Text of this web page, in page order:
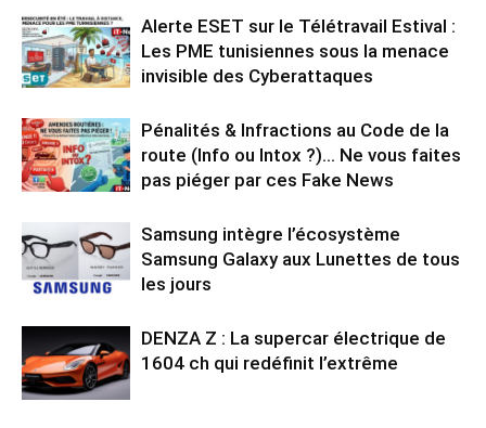
Alerte ESET sur le Télétravail Estival :
Les PME tunisiennes sous la menace
invisible des Cyberattaques
Pénalités & Infractions au Code de la
route (Info ou Intox ?)… Ne vous faites
pas piéger par ces Fake News
Samsung intègre l’écosystème
Samsung Galaxy aux Lunettes de tous
les jours
DENZA Z : La supercar électrique de
1604 ch qui redéfinit l’extrême